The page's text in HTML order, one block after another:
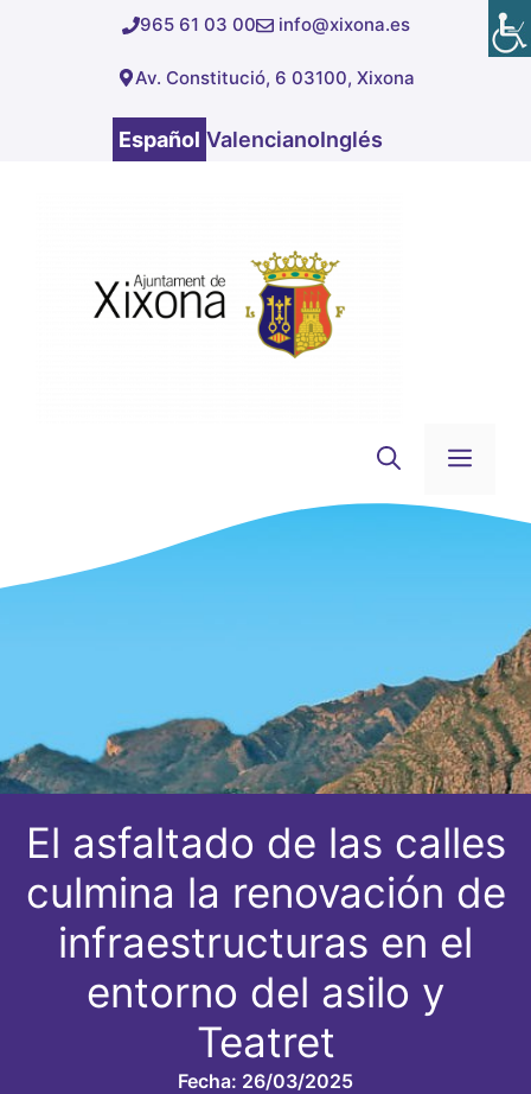
965 61 03 00 info@xixona.es
Av. Constitució, 6 03100, Xixona
Español ValencianoInglés
El asfaltado de las calles
culmina la renovación de
infraestructuras en el
entorno del asilo y
Teatret
Fecha: 26/03/2025